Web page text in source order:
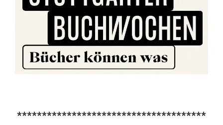
**************************************